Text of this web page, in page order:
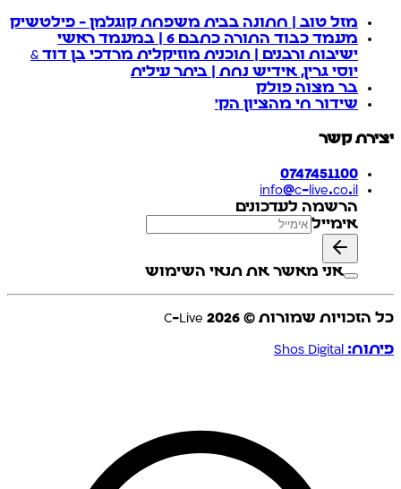
מזל טוב | חתונה בבית משפחת קוגלמן - פילטשיק
מעמד כבוד התורה כתבם 6 | במעמד ראשי
ישיבות ורבנים | תוכנית מוזיקלית מרדכי בן דוד &
יוסי גרין, אידיש נחת | ביתר עילית
בר מצוה פולק
שידור חי מהציון הק'
יצירת קשר
0747451100
info@c-live.co.il
הרשמה לעדכונים
אימייל
אני מאשר את תנאי השימוש
כל הזכויות שמורות © C-Live 2026
פיתוח: Shos Digital